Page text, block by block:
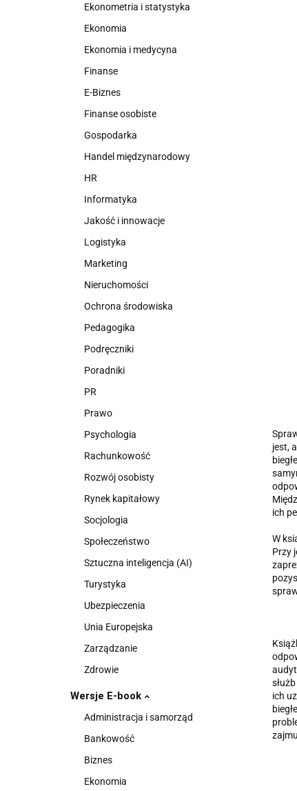
Ekonometria i statystyka
Ekonomia
Ekonomia i medycyna
Finanse
E-Biznes
Finanse osobiste
Gospodarka
Handel międzynarodowy
HR
Informatyka
Jakość i innowacje
Logistyka
Marketing
Nieruchomości
Ochrona środowiska
Pedagogika
Podręczniki
Poradniki
PR
Prawo
Psychologia
Rachunkowość
Rozwój osobisty
Rynek kapitałowy
Socjologia
Społeczeństwo
Sztuczna inteligencja (AI)
Turystyka
Ubezpieczenia
Unia Europejska
Zarządzanie
Zdrowie
Wersje E-book
Administracja i samorząd
Bankowość
Biznes
Ekonomia
jest,
ich
W
Przy
ich